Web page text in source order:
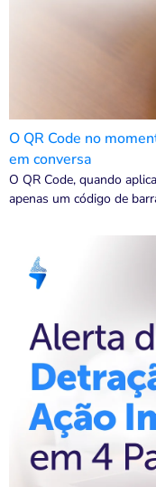
O QR Code no
em conversa
O QR Code, quando
apenas um código de